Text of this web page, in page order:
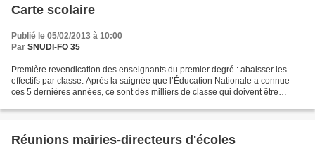
Carte scolaire
Publié le 05/02/2013 à 10:00
Par SNUDI-FO 35
Première revendication des enseignants du premier degré : abaisser les
effectifs par classe. Après la saignée que l’Éducation Nationale a connue
ces 5 dernières années, ce sont des milliers de classe qui doivent être
Réunions mairies-directeurs d'écoles